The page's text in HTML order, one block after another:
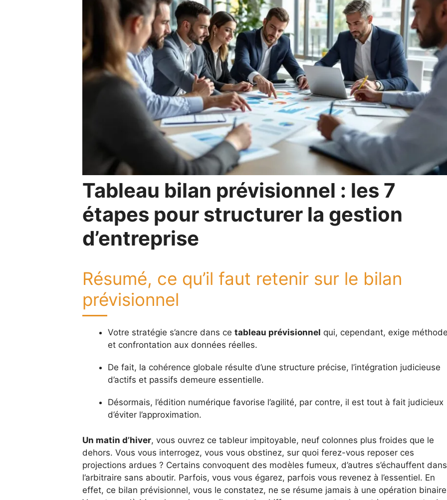
Tableau bilan prévisionnel : les 7
étapes pour structurer la gestion
d’entreprise
Résumé, ce qu’il faut retenir sur le bilan
prévisionnel
Votre stratégie s’ancre dans ce tableau prévisionnel qui, cependant, exige
et confrontation aux données réelles.
De fait, la cohérence globale résulte d’une structure précise, l’intégration judicieuse
d’actifs et passifs demeure essentielle.
Désormais, l’édition numérique favorise l’agilité, par contre, il est tout à fait judicieux
d’éviter l’approximation.
Un matin d’hiver, vous ouvrez ce tableur impitoyable, neuf colonnes plus froides que le
dehors. Vous vous interrogez, vous vous obstinez, sur quoi ferez-vous reposer ces
projections ardues ? Certains convoquent des modèles fumeux, d’autres s’échauffent dans
l’arbitraire sans aboutir. Parfois, vous vous égarez, parfois vous revenez à l’essentiel. En
effet, ce bilan prévisionnel, vous le constatez, ne se résume jamais à une opération